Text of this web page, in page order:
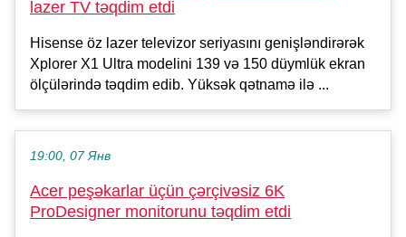
lazer TV təqdim etdi
Hisense öz lazer televizor seriyasını genişləndirərək
Xplorer X1 Ultra modelini 139 və 150 düymlük ekran
ölçülərində təqdim edib. Yüksək qətnamə ilə ...
19:00, 07 Янв
Acer peşəkarlar üçün çərçivəsiz 6K
ProDesigner monitorunu təqdim etdi